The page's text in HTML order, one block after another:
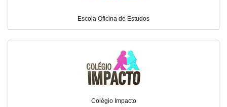
Escola Oficina de Estudos
Colégio Impacto